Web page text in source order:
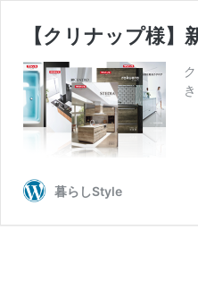
【クリナップ様
暮らしStyle